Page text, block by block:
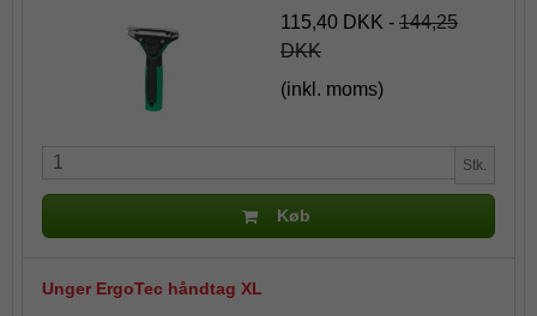
115,40 DKK - 144,25
DKK
(inkl. moms)
Stk.
Køb
Unger ErgoTec håndtag XL